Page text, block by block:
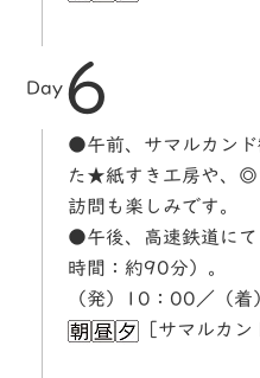
Day 6
●午前、サマルカン
た★紙すき工房や、◎
訪問も楽しみです。
●午後、高速鉄道に
時間：約90分）。
（発）10：00／（
［サマルカン